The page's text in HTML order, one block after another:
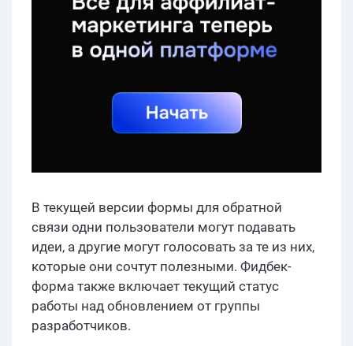
В текущей версии формы для обратной
связи одни пользователи могут подавать
идеи, а другие могут голосовать за те из них,
которые они сочтут полезными. Фидбек-
форма также включает текущий статус
работы над обновлением от группы
разработчиков.